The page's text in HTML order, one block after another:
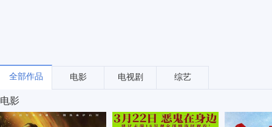
全部作品 电影 电视剧 综艺
电影